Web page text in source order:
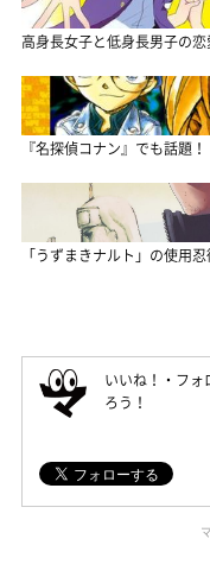
高身長女子と低身長男子の
『名探偵コナン』でも話題
「うずまきナルト」の使用
いいね！・フ
ろう！